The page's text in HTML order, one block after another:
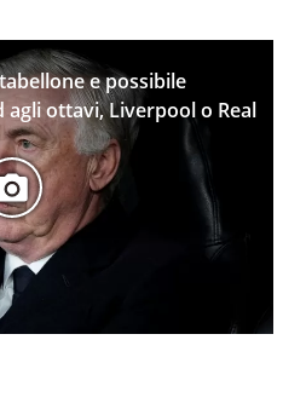
e possibile
ottavi, Liverpool o Real